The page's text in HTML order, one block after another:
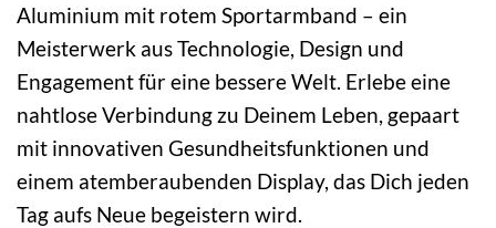
Aluminium mit rotem Sportarmband – ein
Meisterwerk aus Technologie, Design und
Engagement für eine bessere Welt. Erlebe eine
nahtlose Verbindung zu Deinem Leben, gepaart
mit innovativen Gesundheitsfunktionen und
einem atemberaubenden Display, das Dich jeden
Tag aufs Neue begeistern wird.